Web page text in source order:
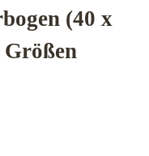
(40 x
Größen